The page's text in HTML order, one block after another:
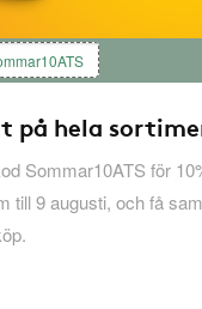
på hela
Sommar10ATS för
till 9 augusti, och få